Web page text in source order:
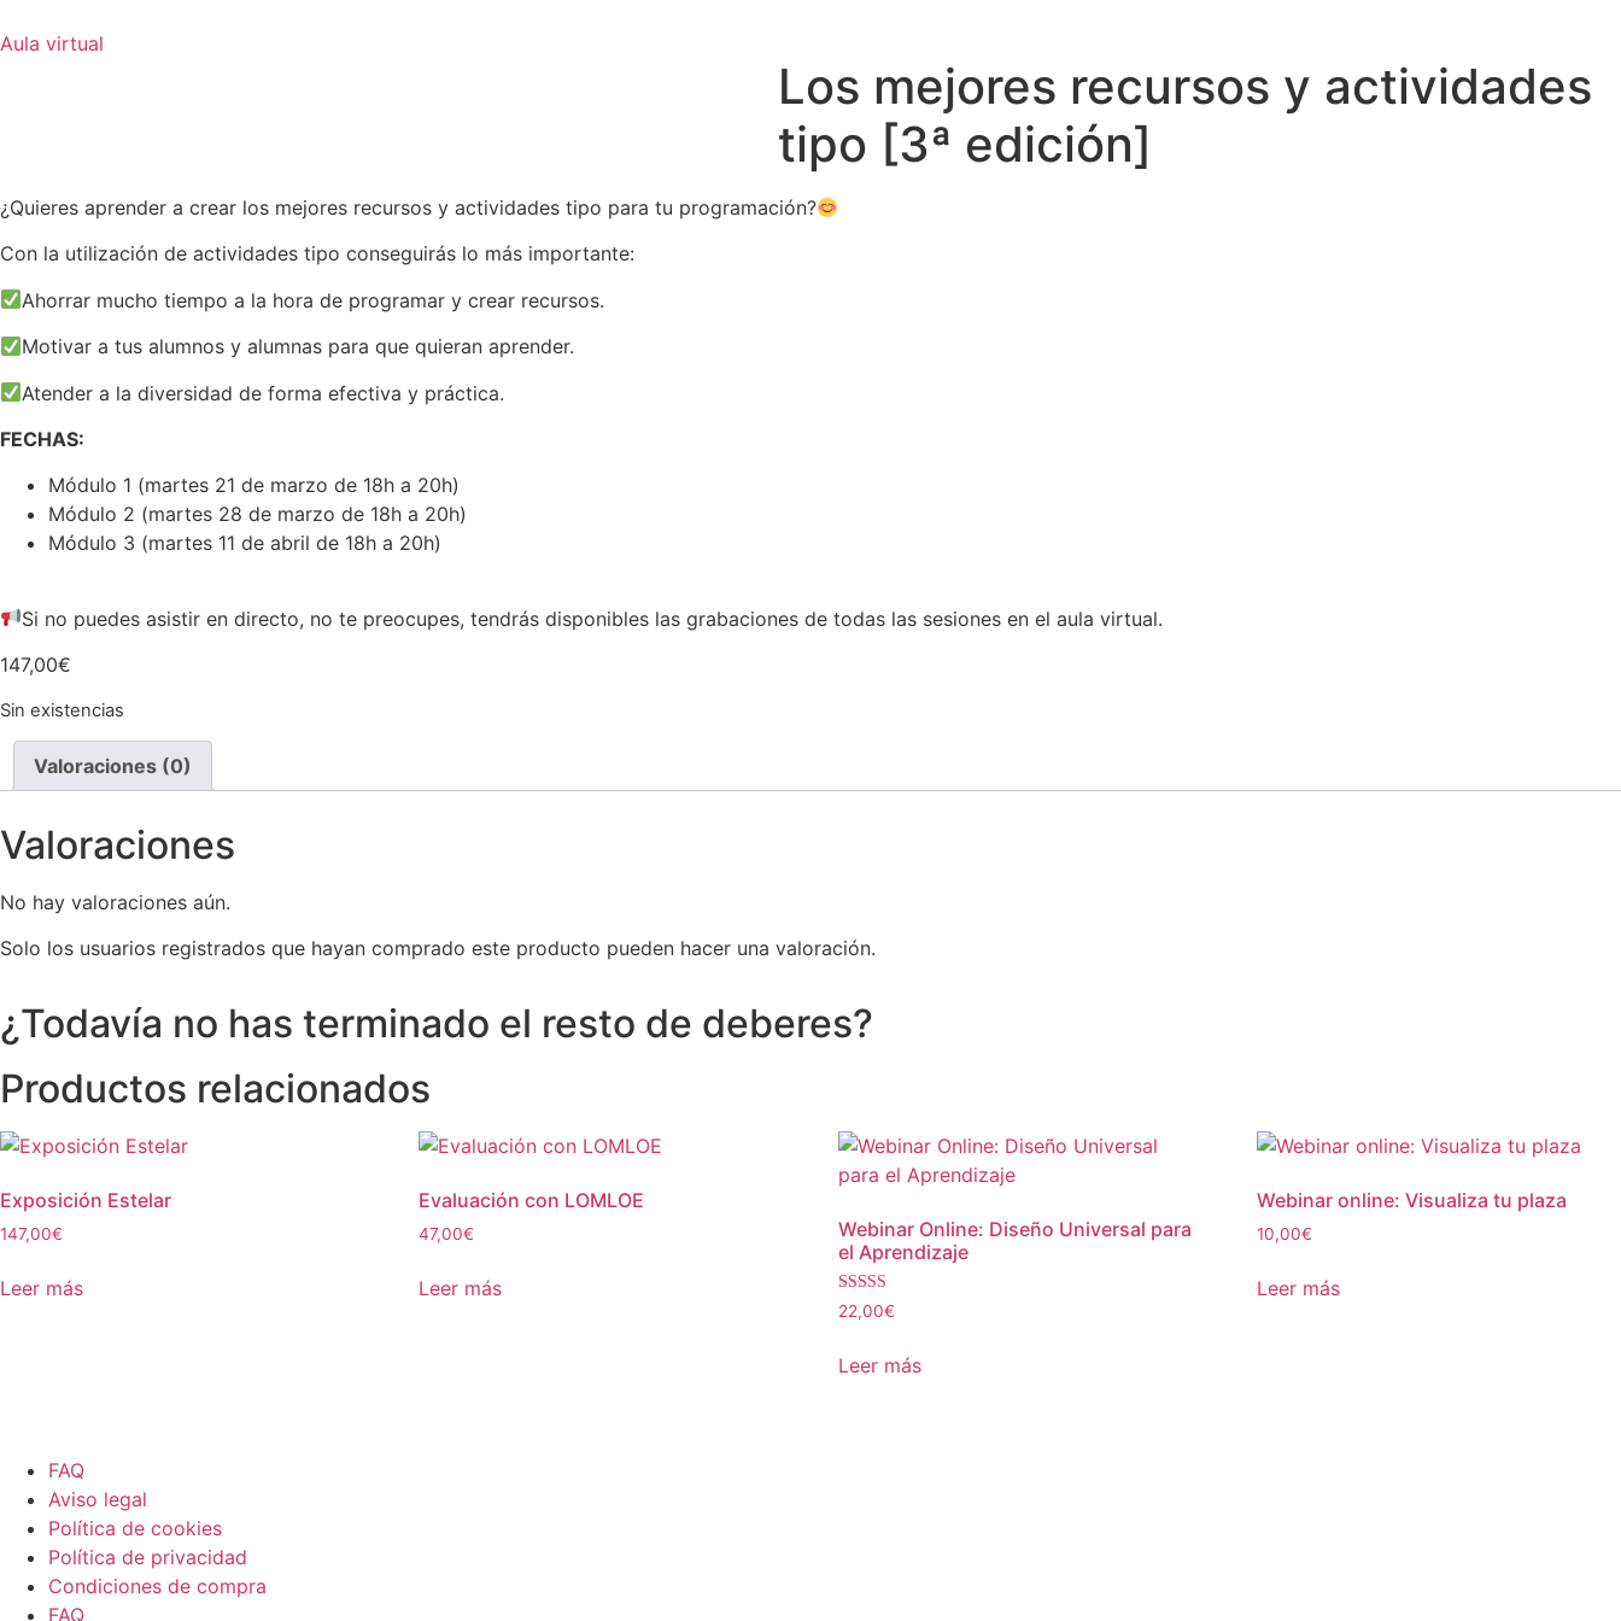
al
Aula virtual
Los mejores recursos y actividades
tipo [3ª edición]
¿Quieres aprender a crear los mejores recursos y actividades tipo para tu programación?
Con la utilización de actividades tipo conseguirás lo más importante:
Ahorrar mucho tiempo a la hora de programar y crear recursos.
Motivar a tus alumnos y alumnas para que quieran aprender.
Atender a la diversidad de forma efectiva y práctica.
FECHAS:
Módulo 1 (martes 21 de marzo de 18h a 20h)
Módulo 2 (martes 28 de marzo de 18h a 20h)
Módulo 3 (martes 11 de abril de 18h a 20h)
Si no puedes asistir en directo, no te preocupes, tendrás disponibles las grabaciones de todas las sesiones en el aula virtual.
147,00€
Sin existencias
Valoraciones (0)
Valoraciones
No hay valoraciones aún.
Solo los usuarios registrados que hayan comprado este producto pueden hacer una valoración.
¿Todavía no has terminado el resto de deberes?
Productos relacionados
Exposición Estelar
147,00€
Leer más
Evaluación con LOMLOE
47,00€
Leer más
Webinar Online: Diseño Universal para
el Aprendizaje
Valorado con
5.00
22,00€
Leer más
Webinar online: Visualiza tu plaza
10,00€
Leer más
FAQ
Aviso legal
Política de cookies
Política de privacidad
Condiciones de compra
FAQ